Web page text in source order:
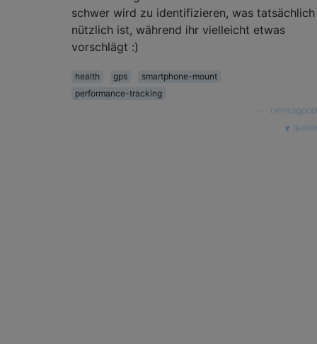
schwer wird zu identifizieren, was tatsächlich
nützlich ist, während ihr vielleicht etwas
vorschlägt :)
health gps
smartphone-mount
performance-tracking
nerijusgood
quelle